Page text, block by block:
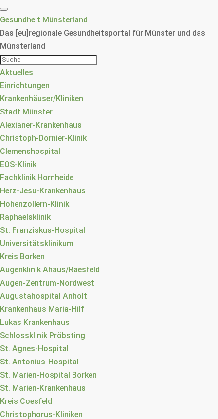
Gesundheit Münsterland
Das [eu]regionale Gesundheitsportal für Münster und das
Münsterland
Aktuelles
Einrichtungen
Krankenhäuser/Kliniken
Stadt Münster
Alexianer-Krankenhaus
Christoph-Dornier-Klinik
Clemenshospital
EOS-Klinik
Fachklinik Hornheide
Herz-Jesu-Krankenhaus
Hohenzollern-Klinik
Raphaelsklinik
St. Franziskus-Hospital
Universitätsklinikum
Kreis Borken
Augenklinik Ahaus/Raesfeld
Augen-Zentrum-Nordwest
Augustahospital Anholt
Krankenhaus Maria-Hilf
Lukas Krankenhaus
Schlossklinik Pröbsting
St. Agnes-Hospital
St. Antonius-Hospital
St. Marien-Hospital Borken
St. Marien-Krankenhaus
Kreis Coesfeld
Christophorus-Kliniken